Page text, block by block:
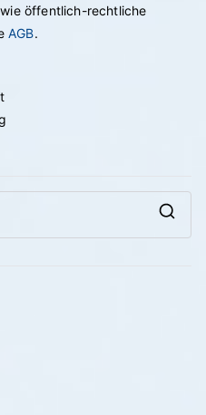
öffentlich-rechtliche
AGB.